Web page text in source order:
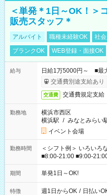
＜単発＊1日～OK！＞
販売スタッフ＊
アルバイト 職種未経験OK 社
ブランクOK
WEB登録・面接OK
給与
日給1万5000円～ ■最
交通費別途支給あり
交通費 交通費規定支給
勤務地
横浜市西区
横浜駅 / みなとみらい
イベント会場
勤務時間
＜シフト例＞ いろいろ
■8:00-21:00 ■9:00-
期間 単発1日～OK!
特徴 週1日からOK / 日払い